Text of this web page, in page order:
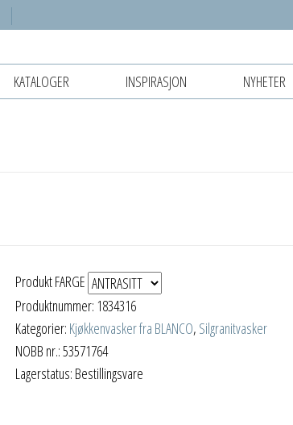
KATALOGER INSPIRASJON NYHETER
Produkt FARGE
Produktnummer: 1834316
Kategorier: Kjøkkenvasker fra BLANCO, Silgranitvasker
NOBB nr.: 53571764
Lagerstatus: Bestillingsvare